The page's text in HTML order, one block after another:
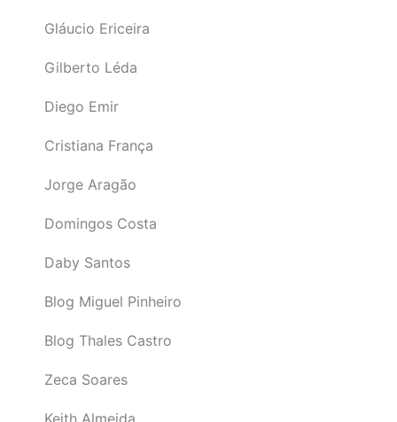
Gláucio Ericeira
Gilberto Léda
Diego Emir
Cristiana França
Jorge Aragão
Domingos Costa
Daby Santos
Blog Miguel Pinheiro
Blog Thales Castro
Zeca Soares